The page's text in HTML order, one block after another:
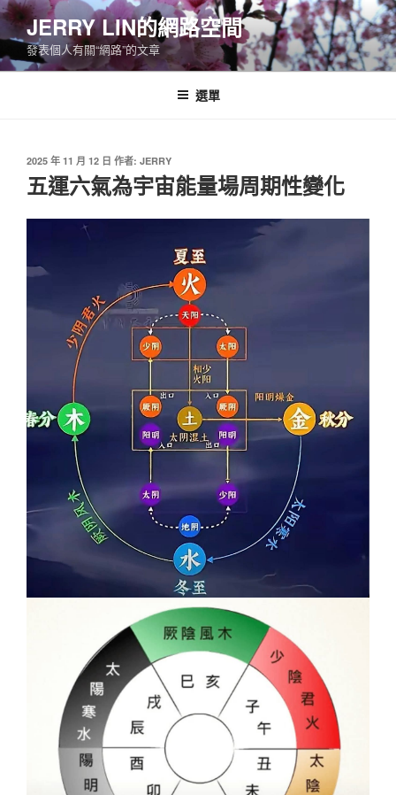
跳
至
主
要
JERRY LIN的網路空間
發表個人有關“網路”的文章
選單
發
佈
於
2025 年 11 月 12 日 作者: JERRY
五運六氣為宇宙能量場周期性變化